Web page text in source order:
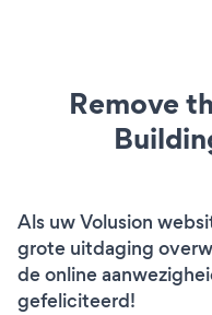
Remove
Als uw Volusion
grote uitdaging
de online
gefeliciteerd!